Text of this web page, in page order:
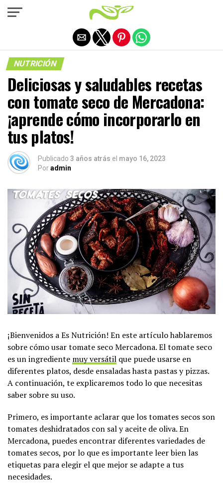
NUTRICIÓN
Deliciosas y saludables recetas
con tomate seco de Mercadona:
¡aprende cómo incorporarlo en
tus platos!
Publicado 3 años atrás el mayo 16, 2023
Poradmin
¡Bienvenidos a Es Nutrición! En este artículo hablaremos
sobre cómo usar tomate seco Mercadona. El tomate seco
es un ingrediente muy versátil que puede usarse en
diferentes platos, desde ensaladas hasta pastas y pizzas.
A continuación, te explicaremos todo lo que necesitas
saber sobre su uso.
Primero, es importante aclarar que los tomates secos son
tomates deshidratados con sal y aceite de oliva. En
Mercadona, puedes encontrar diferentes variedades de
tomates secos, por lo que es importante leer bien las
etiquetas para elegir el que mejor se adapte a tus
necesidades.
Salir de la versión móvil